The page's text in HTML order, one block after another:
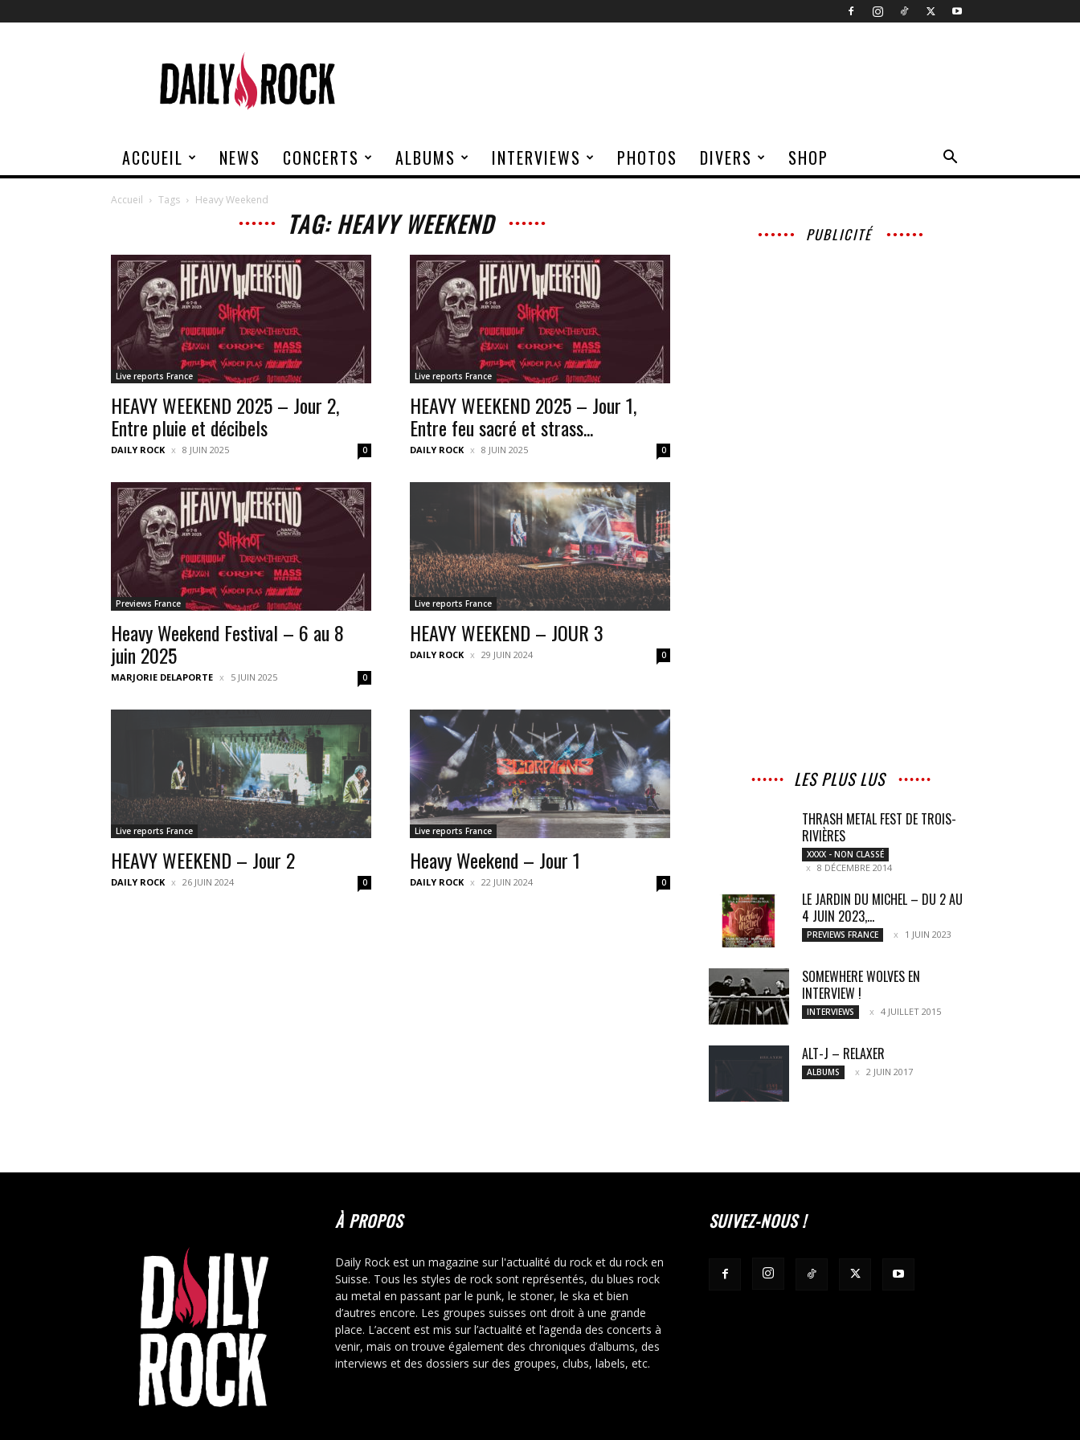
Rock
ACCUEIL NEWS CONCERTS ALBUMS INTERVIEWS PHOTOS DIVERS SHOP
Accueil Tags Heavy Weekend
TAG: HEAVY WEEKEND
Live reports France
HEAVY WEEKEND 2025 – Jour 2,
Entre pluie et décibels
DAILY ROCK 8 JUIN 2025 0
Live reports France
HEAVY WEEKEND 2025 – Jour 1,
Entre feu sacré et strass...
DAILY ROCK 8 JUIN 2025 0
Previews France
Heavy Weekend Festival – 6 au 8
juin 2025
MARJORIE DELAPORTE 5 JUIN 2025 0
Live reports France
HEAVY WEEKEND – JOUR 3
DAILY ROCK 29 JUIN 2024 0
Live reports France
HEAVY WEEKEND – Jour 2
DAILY ROCK 26 JUIN 2024 0
Live reports France
Heavy Weekend – Jour 1
DAILY ROCK 22 JUIN 2024 0
PUBLICITÉ
LES PLUS LUS
THRASH METAL FEST DE TROIS-
RIVIÈRES
XXXX - NON CLASSÉ
8 DÉCEMBRE 2014
LE JARDIN DU MICHEL – DU 2 AU
4 JUIN 2023,...
PREVIEWS FRANCE 1 JUIN 2023
SOMEWHERE WOLVES EN
INTERVIEW !
INTERVIEWS 4 JUILLET 2015
ALT-J – RELAXER
ALBUMS 2 JUIN 2017
À PROPOS
Daily Rock est un magazine sur l'actualité du rock et du rock en
Suisse. Tous les styles de rock sont représentés, du blues rock
au metal en passant par le punk, le stoner, le ska et bien
d’autres encore. Les groupes suisses ont droit à une grande
place. L’accent est mis sur l’actualité et l’agenda des concerts à
venir, mais on trouve également des chroniques d’albums, des
interviews et des dossiers sur des groupes, clubs, labels, etc.
SUIVEZ-NOUS !